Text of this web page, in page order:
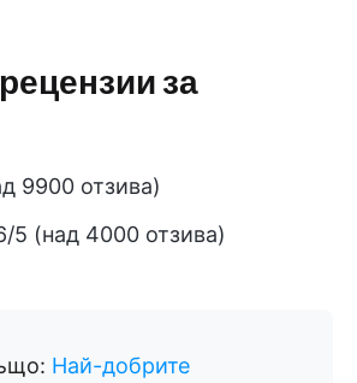
за
9900 отзива)
5 (над 4000 отзива)
Най-добрите